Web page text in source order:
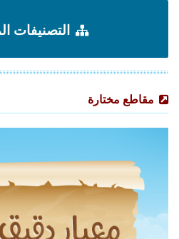
التصنيفات
مقاطع مختارة